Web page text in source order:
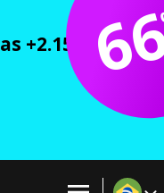
+2.150 cursos